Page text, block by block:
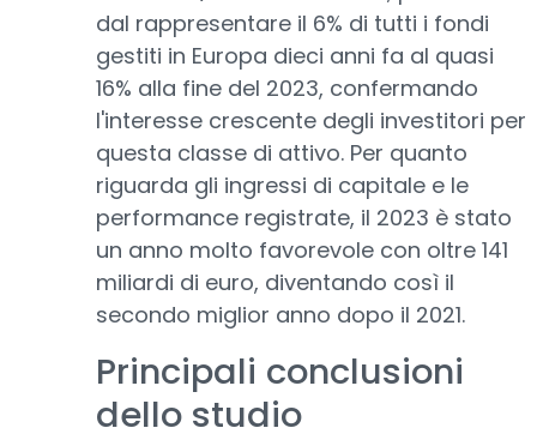
dal rappresentare il 6% di tutti i fondi
gestiti in Europa dieci anni fa al quasi
16% alla fine del 2023, confermando
l'interesse crescente degli investitori per
questa classe di attivo. Per quanto
riguarda gli ingressi di capitale e le
performance registrate, il 2023 è stato
un anno molto favorevole con oltre 141
miliardi di euro, diventando così il
secondo miglior anno dopo il 2021.
Principali conclusioni
dello studio